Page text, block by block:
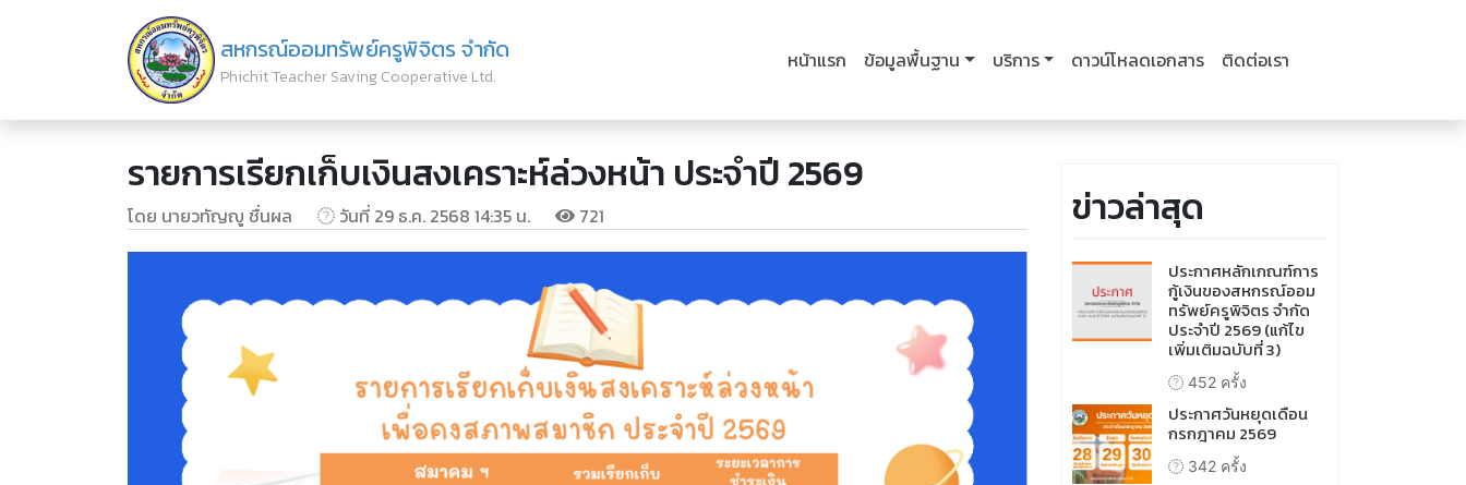
สหกรณ์ออมทรัพย์ครูพิจิตร จำกัด
Phichit Teacher Saving Cooperative Ltd.
หน้าแรก ข้อมูลพื้นฐาน บริการ ดาวน์โหลดเอกสาร ติดต่อเรา
รายการเรียกเก็บเงินสงเคราะห์ล่วงหน้า ประจำปี 2569
โดย นายวทัญญู ชื่นผล วันที่ 29 ธ.ค. 2568 14:35 น. 721 ข่าวล่าสุด
ประกาศหลักเกณฑ์การ
กู้เงินของสหกรณ์ออม
ทรัพย์ครูพิจิตร จำกัด
ประจำปี 2569 (แก้ไข
เพิ่มเติมฉบับที่ 3)
452 ครั้ง
ประกาศวันหยุดเดือน
กรกฎาคม 2569
342 ครั้ง